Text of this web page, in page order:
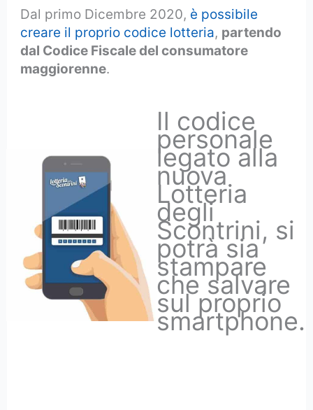
Dal primo Dicembre 2020, è possibile
creare il proprio codice lotteria, partendo
dal Codice Fiscale del consumatore
maggiorenne.
Il codice
personale
legato alla
nuova
Lotteria
degli
Scontrini, si
potrà sia
stampare
che salvare
sul proprio
smartphone.